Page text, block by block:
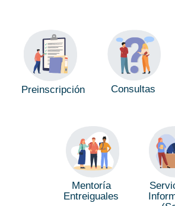
Preinscripción Consultas
Mentoría
Entreiguales